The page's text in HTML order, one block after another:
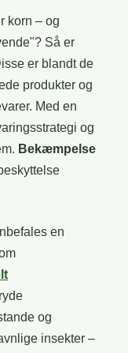
korn – og
Så er
er blandt de
produkter og
Med en
og
Bekæmpelse
en
og
insekter –